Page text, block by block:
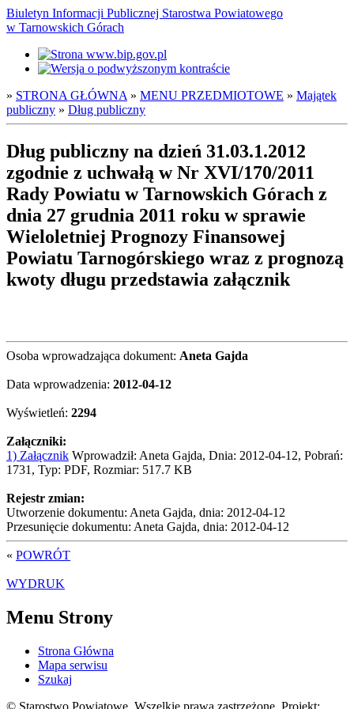
Biuletyn Informacji Publicznej Starostwa Powiatowego
w Tarnowskich Górach
» STRONA GŁÓWNA » MENU PRZEDMIOTOWE » Majątek
publiczny » Dług publiczny
Dług publiczny na dzień 31.03.1.2012
zgodnie z uchwałą w Nr XVI/170/2011
Rady Powiatu w Tarnowskich Górach z
dnia 27 grudnia 2011 roku w sprawie
Wieloletniej Prognozy Finansowej
Powiatu Tarnogórskiego wraz z prognozą
kwoty długu przedstawia załącznik
Osoba wprowadzająca dokument: Aneta Gajda
Data wprowadzenia: 2012-04-12
Wyświetleń: 2294
Załączniki:
1) Załącznik Wprowadził: Aneta Gajda, Dnia: 2012-04-12, Pobrań:
1731, Typ: PDF, Rozmiar: 517.7 KB
Rejestr zmian:
Utworzenie dokumentu: Aneta Gajda, dnia: 2012-04-12
Przesunięcie dokumentu: Aneta Gajda, dnia: 2012-04-12
« POWRÓT
WYDRUK
Menu Strony
Strona Główna
Mapa serwisu
Szukaj
© Starostwo Powiatowe. Wszelkie prawa zastrzeżone. Projekt: